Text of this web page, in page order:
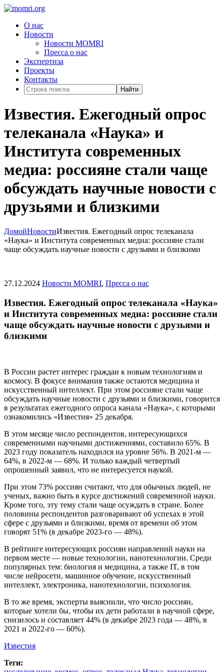
О нас
Новости
Новости MOMRI
Пресса о нас
Экспертиза
Проекты
Контакты
Найти
Известия. Ежегодный опрос
телеканала «Наука» и
Института современных
медиа: россияне стали чаще
обсуждать научные новости с
друзьями и близкими
ДомойНовостиИзвестия. Ежегодный опрос телеканала
«Наука» и Института современных медиа: россияне стали
чаще обсуждать научные новости с друзьями и близкими
27.12.2024 Новости MOMRI, Пресса о нас
Известия. Ежегодный опрос телеканала «Наука»
и Института современных медиа: россияне стали
чаще обсуждать научные новости с друзьями и
близкими
В России растет интерес граждан к новым технологиям и
космосу. В фокусе внимания также остаются медицина и
искусственный интеллект. При этом россияне стали чаще
обсуждать научные новости с друзьями и близкими, говорится
в результатах ежегодного опроса канала «Наука», с которыми
ознакомились «Известия» 25 декабря.
В этом месяце число респондентов, интересующихся
современными научными достижениями, составило 65%. В
2023 году показатель находился на уровне 56%. В 2021-м —
64%, в 2022-м — 68%. И только каждый четвертый
опрошенный заявил, что не интересуется наукой.
При этом 73% россиян считают, что для обычных людей, не
ученых, важно быть в курсе достижений современной науки.
Кроме того, эту тему стали чаще осуждать в стране. Более
половины респондентов разговаривают об успехах в этой
сфере с друзьями и близкими, время от времени об этом
говорят 51% (в декабре 2023-го — 48%).
В рейтинге интересующих россиян направлений науки на
первом месте — новые технологии, нанотехнологии. Среди
популярных тем: биология и медицина, а также IT, в том
числе нейросети, машинное обучение, искусственный
интеллект, электроника, нанотехнологии, психология.
В то же время, эксперты выяснили, что число россиян,
которые хотели бы, чтобы их дети работали в научной сфере,
снизилось и составляет 44% (в декабре 2023 года — 48%, в
2021 и 2022-го — 60%).
Известия
Теги: